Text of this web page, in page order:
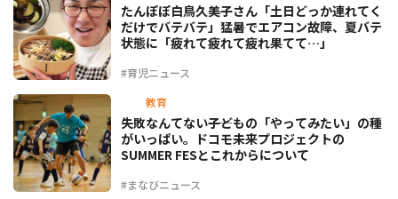
#育児ニュース
たんぽぽ白鳥久美子さん「土日どっか連れてく
だけでバテバテ」猛暑でエアコン故障、夏バテ
状態に「疲れて疲れて疲れ果てて…」
教育
#まなびニュース
失敗なんてない――子どもの「やってみたい」の種
がいっぱい。ドコモ未来プロジェクトの
SUMMER FESとこれからについて